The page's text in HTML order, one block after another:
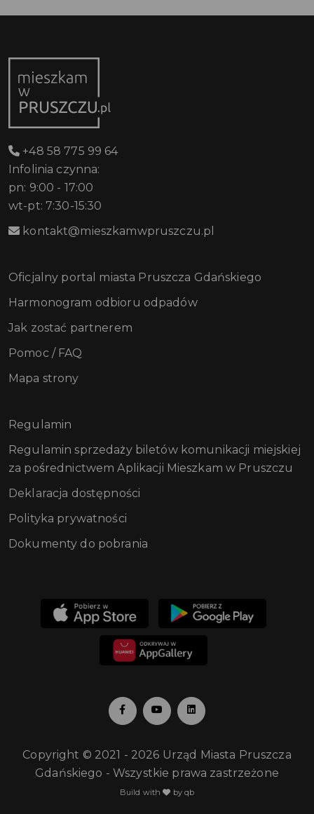
+48 58 775 99 64
Infolinia czynna:
pn: 9:00 - 17:00
wt-pt: 7:30-15:30
kontakt@mieszkamwpruszczu.pl
Oficjalny portal miasta Pruszcza Gdańskiego
Harmonogram odbioru odpadów
Jak zostać partnerem
Pomoc / FAQ
Mapa strony
Regulamin
Regulamin sprzedaży biletów komunikacji miejskiej
za pośrednictwem Aplikacji Mieszkam w Pruszczu
Deklaracja dostępności
Polityka prywatności
Dokumenty do pobrania
Copyright © 2021 - 2026 Urząd Miasta Pruszcza
Gdańskiego - Wszystkie prawa zastrzeżone
Build with by qb